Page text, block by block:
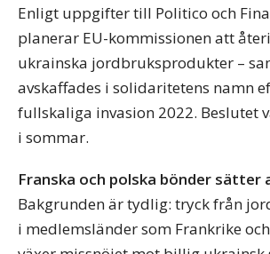
Enligt uppgifter till Politico och
planerar EU-kommissionen att
ukrainska jordbruksprodukter –
avskaffades i solidaritetens namn
fullskaliga invasion 2022. Beslutet
i sommar.
Franska och polska bönder sätter
Bakgrunden är tydlig: tryck från
i medlemsländer som Frankrike